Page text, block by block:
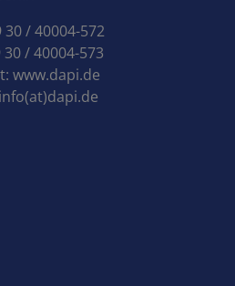
30 / 40004-572
30 / 40004-573
www.dapi.de
info(at)dapi.de